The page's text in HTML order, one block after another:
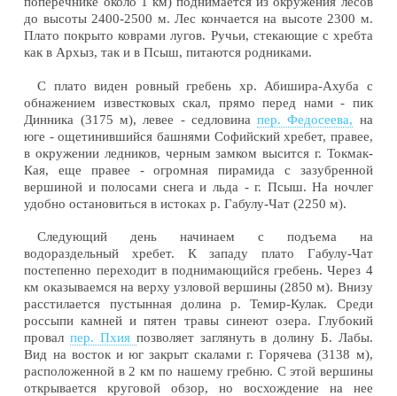
до высоты 2400-2500 м. Лес кончается на высоте 2300 м.
Плато покрыто коврами лугов. Ручьи, стекающие с хребта
как в Архыз, так и в Псыш, питаются родниками.
С плато виден ровный гребень хр. Абишира-Ахуба с
обнажением известковых скал, прямо перед нами - пик
Динника (3175 м), левее - седловинапер. Федосеева, на
юге - ощетинившийся башнями Софийский хребет, правее,
в окружении ледников, черным замком высится г. Токмак-
Кая, еще правее - огромная пирамида с зазубренной
вершиной и полосами снега и льда - г. Псыш. На ночлег
удобно остановиться в истоках р. Габулу-Чат (2250 м).
Следующий день начинаем с подъема на
водораздельный хребет. К западу плато Габулу-Чат
постепенно переходит в поднимающийся гребень. Через 4
км оказываемся на верху узловой вершины (2850 м). Внизу
расстилается пустынная долина р. Темир-Кулак. Среди
россыпи камней и пятен травы синеют озера. Глубокий
провалпер. Пхия позволяет заглянуть в долину Б. Лабы.
Вид на восток и юг закрыт скалами г. Горячева (3138 м),
расположенной в 2 км по нашему гребню. С этой вершины
открывается круговой обзор, но восхождение на нее